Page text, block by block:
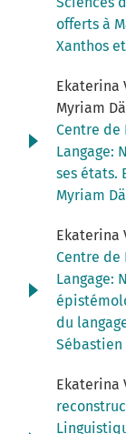
offerts à
Xanthos
Ekaterina
Myriam
Centre de
Langage:
ses états.
Myriam
Ekaterina
Centre de
Langage:
du
Sébastien
Ekaterina